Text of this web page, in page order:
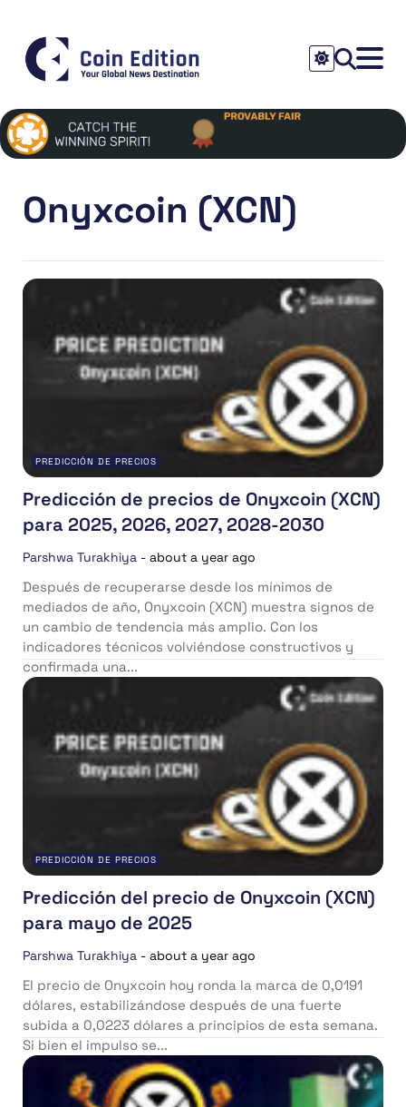
Onyxcoin (XCN)
PREDICCIÓN DE PRECIOS
Predicción de precios de Onyxcoin (XCN)
para 2025, 2026, 2027, 2028-2030
Parshwa Turakhiya - about a year ago
Después de recuperarse desde los mínimos de
mediados de año, Onyxcoin (XCN) muestra signos de
un cambio de tendencia más amplio. Con los
indicadores técnicos volviéndose constructivos y
confirmada una...
PREDICCIÓN DE PRECIOS
Predicción del precio de Onyxcoin (XCN)
para mayo de 2025
Parshwa Turakhiya - about a year ago
El precio de Onyxcoin hoy ronda la marca de 0,0191
dólares, estabilizándose después de una fuerte
subida a 0,0223 dólares a principios de esta semana.
Si bien el impulso se...